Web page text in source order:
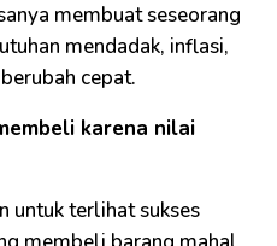
membuat seseorang
mendadak, inflasi,
cepat.
karena nilai
untuk terlihat sukses